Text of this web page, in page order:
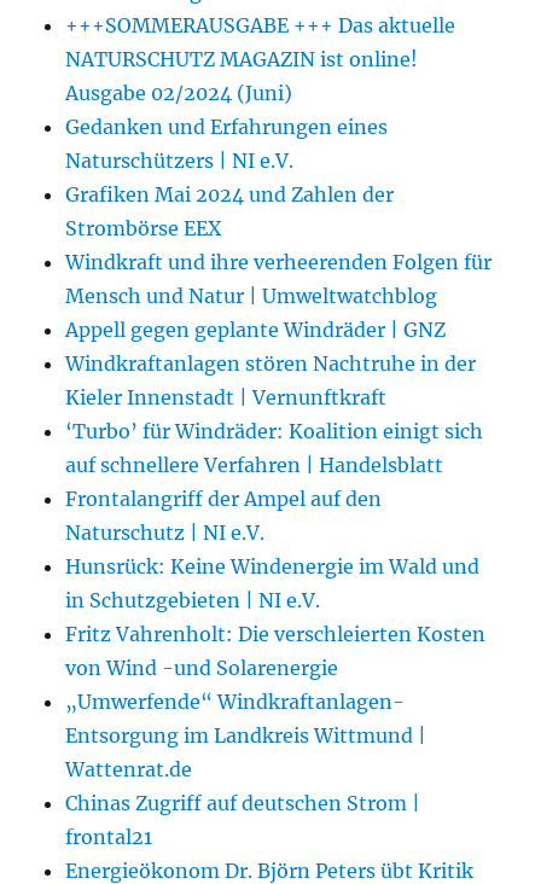
+++SOMMERAUSGABE +++ Das aktuelle
NATURSCHUTZ MAGAZIN ist online!
Ausgabe 02/2024 (Juni)
Gedanken und Erfahrungen eines
Naturschützers | NI e.V.
Grafiken Mai 2024 und Zahlen der
Strombörse EEX
Windkraft und ihre verheerenden Folgen für
Mensch und Natur | Umweltwatchblog
Appell gegen geplante Windräder | GNZ
Windkraftanlagen stören Nachtruhe in der
Kieler Innenstadt | Vernunftkraft
‘Turbo’ für Windräder: Koalition einigt sich
auf schnellere Verfahren | Handelsblatt
Frontalangriff der Ampel auf den
Naturschutz | NI e.V.
Hunsrück: Keine Windenergie im Wald und
in Schutzgebieten | NI e.V.
Fritz Vahrenholt: Die verschleierten Kosten
von Wind -und Solarenergie
„Umwerfende“ Windkraftanlagen-
Entsorgung im Landkreis Wittmund |
Wattenrat.de
Chinas Zugriff auf deutschen Strom |
frontal21
Energieökonom Dr. Björn Peters übt Kritik